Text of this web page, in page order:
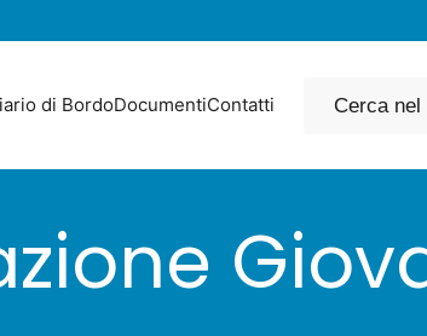
di BordoDocumentiContatti Cerca